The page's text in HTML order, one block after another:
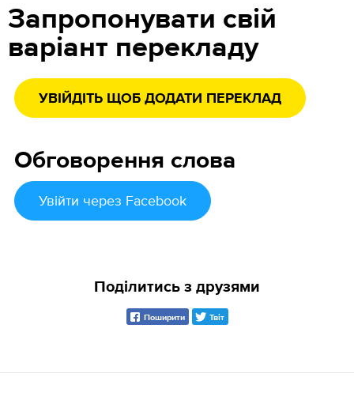
Запропонувати свій
варіант перекладу
УВІЙДІТЬ ЩОБ ДОДАТИ ПЕРЕКЛАД
Обговорення слова
Увійти через Facebook
Поділитись з друзями
Поширити Твіт